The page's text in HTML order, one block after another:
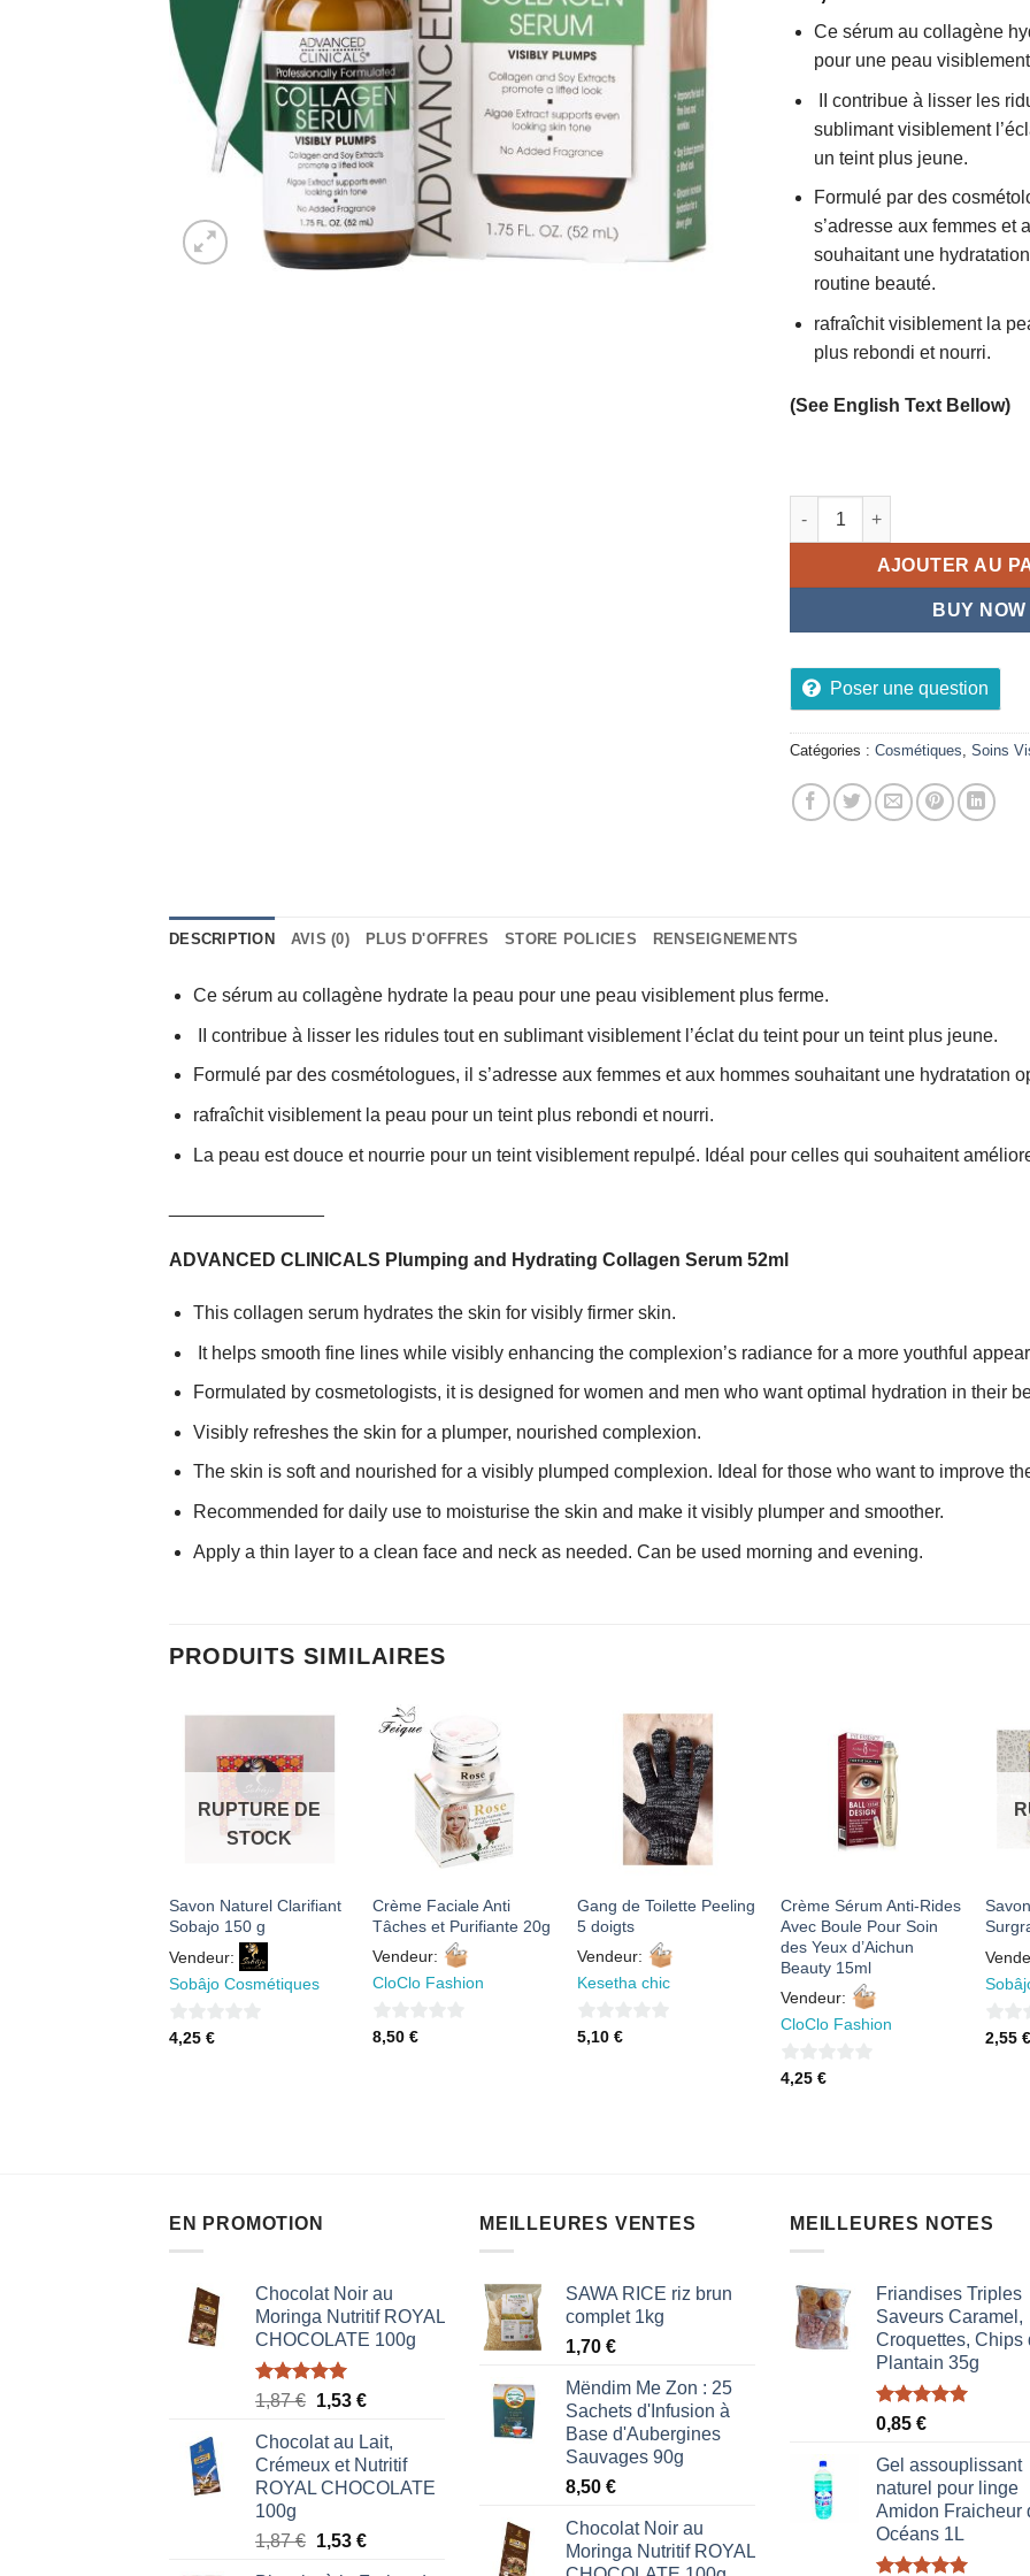
5
Ce sérum au collagène
pour une peau
II contribue à lisser les
sublimant visiblement
un teint plus jeune.
Formulé par des
s’adresse aux femmes et
souhaitant une
routine beauté.
rafraîchit visiblement la
plus rebondi et nourri.
(See English Text Bellow)
quantité de Sérum au
AJOUTER AU
BUY NOW
Poser une question
Catégories : Cosmétiques, Soins
DESCRIPTION AVIS (0) PLUS D'OFFRES STORE POLICIES RENSEIGNEMENTS
Ce sérum au collagène hydrate la peau pour une peau visiblement plus ferme.
II contribue à lisser les ridules tout en sublimant visiblement l’éclat du teint pour un teint plus jeune.
Formulé par des cosmétologues, il s’adresse aux femmes et aux hommes souhaitant une hydratation
rafraîchit visiblement la peau pour un teint plus rebondi et nourri.
La peau est douce et nourrie pour un teint visiblement repulpé. Idéal pour celles qui souhaitent
ADVANCED CLINICALS Plumping and Hydrating Collagen Serum 52ml
This collagen serum hydrates the skin for visibly firmer skin.
It helps smooth fine lines while visibly enhancing the complexion’s radiance for a more youthful
Formulated by cosmetologists, it is designed for women and men who want optimal hydration in their
Visibly refreshes the skin for a plumper, nourished complexion.
The skin is soft and nourished for a visibly plumped complexion. Ideal for those who want to improve
Recommended for daily use to moisturise the skin and make it visibly plumper and smoother.
Apply a thin layer to a clean face and neck as needed. Can be used morning and evening.
PRODUITS SIMILAIRES
AJOUTER
FAVORIS
RUPTURE DE
STOCK
Savon Naturel Clarifiant
Sobajo 150 g
Vendeur:
Sobâjo Cosmétiques
0
4,25 €
AJOUTER
À MES
FAVORIS
Crème Faciale Anti
Tâches et Purifiante 20g
Vendeur:
CloClo Fashion
0
8,50€
AJOUTER
À MES
FAVORIS
Gang de Toilette Peeling
5 doigts
Vendeur:
Kesetha chic
0
5,10 €
AJOUTER
À MES
FAVORIS
Crème Sérum Anti-Rides
Avec Boule Pour Soin
des Yeux d’Aichun
Beauty 15ml
Vendeur:
CloClo Fashion
0
4,25€
0
2,55 €
EN PROMOTION
Chocolat Noir au
Moringa Nutritif ROYAL
CHOCOLATE 100g
Note5.00
1,87€ Le
initial
était :
1,87 €.
1,53 €Le
actuel
est :
1,53 €.
Chocolat au Lait,
Crémeux et Nutritif
ROYAL CHOCOLATE
100g
1,87€ Le
1,53 €Le
MEILLEURES VENTES
SAWA RICE riz brun
complet 1kg
1,70 €
Mëndim Me Zon : 25
Sachets d'Infusion à
Base d'Aubergines
Sauvages 90g
8,50 €
Chocolat Noir au
Moringa Nutritif ROYAL
MEILLEURES NOTES
Friandises Triples
Saveurs Caramel,
Croquettes, Chips
Plantain 35g
Note5.00
0,85 €
Gel assouplissant
naturel pour linge
Amidon Fraicheur
Océans 1L